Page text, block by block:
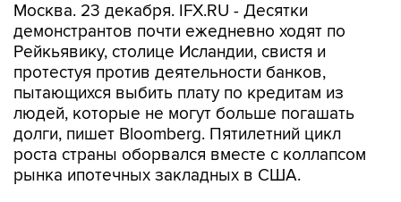
Москва. 23 декабря. IFX.RU - Десятки
демонстрантов почти ежедневно ходят по
Рейкьявику, столице Исландии, свистя и
протестуя против деятельности банков,
пытающихся выбить плату по кредитам из
людей, которые не могут больше погашать
долги, пишет Bloomberg. Пятилетний цикл
роста страны оборвался вместе с коллапсом
рынка ипотечных закладных в США.